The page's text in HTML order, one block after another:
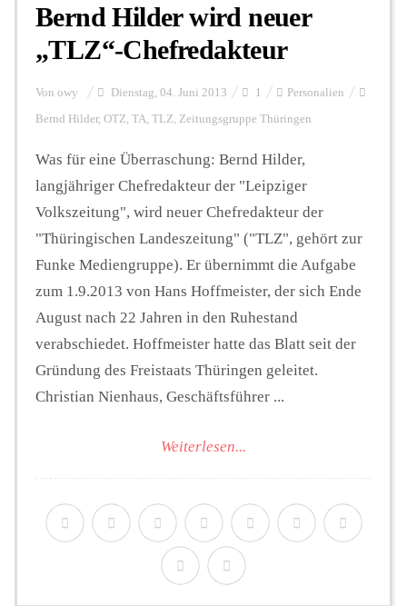
Bernd Hilder wird neuer
„TLZ“-Chefredakteur
Von owy Dienstag, 04. Juni 2013 1 Personalien
Bernd Hilder, OTZ, TA, TLZ, Zeitungsgruppe Thüringen
Was für eine Überraschung: Bernd Hilder,
langjähriger Chefredakteur der "Leipziger
Volkszeitung", wird neuer Chefredakteur der
"Thüringischen Landeszeitung" ("TLZ", gehört zur
Funke Mediengruppe). Er übernimmt die Aufgabe
zum 1.9.2013 von Hans Hoffmeister, der sich Ende
August nach 22 Jahren in den Ruhestand
verabschiedet. Hoffmeister hatte das Blatt seit der
Gründung des Freistaats Thüringen geleitet.
Christian Nienhaus, Geschäftsführer ...
Weiterlesen...